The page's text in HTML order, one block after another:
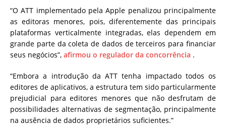
“O ATT implementado pela Apple penalizou principalmente
as editoras menores, pois, diferentemente das principais
plataformas verticalmente integradas, elas dependem em
grande parte da coleta de dados de terceiros para financiar
seus negócios”, afirmou o regulador da concorrência .
“Embora a introdução da ATT tenha impactado todos os
editores de aplicativos, a estrutura tem sido particularmente
prejudicial para editores menores que não desfrutam de
possibilidades alternativas de segmentação, principalmente
na ausência de dados proprietários suficientes.”